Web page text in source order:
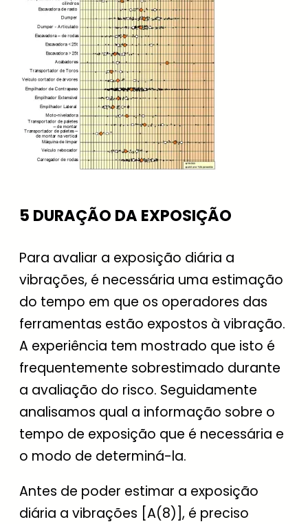
5 DURAÇÃO DA EXPOSIÇÃO
Para avaliar a exposição diária a
vibrações, é necessária uma estimação
do tempo em que os operadores das
ferramentas estão expostos à vibração.
A experiência tem mostrado que isto é
frequentemente sobrestimado durante
a avaliação do risco. Seguidamente
analisamos qual a informação sobre o
tempo de exposição que é necessária e
o modo de determiná-la.
Antes de poder estimar a exposição
diária a vibrações [A(8)], é preciso